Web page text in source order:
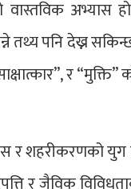
वास्तविक
तथ्य पनि देख्न
र
र शहरीकरणको युग